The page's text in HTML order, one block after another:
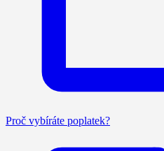
Proč vybíráte poplatek?